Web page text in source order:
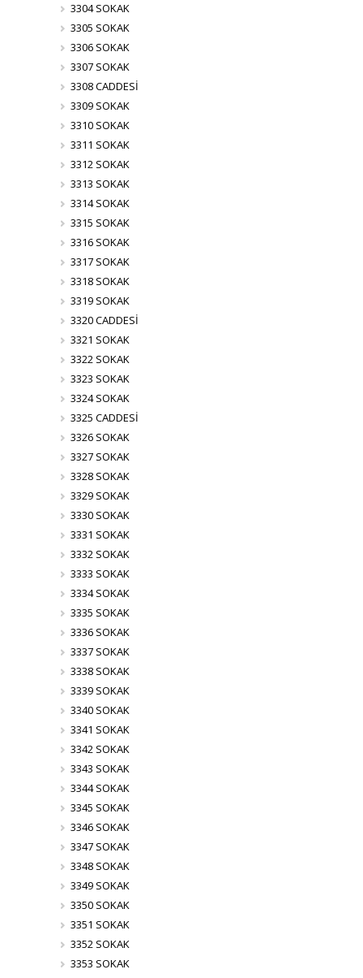
3304 SOKAK
3305 SOKAK
3306 SOKAK
3307 SOKAK
3308 CADDESİ
3309 SOKAK
3310 SOKAK
3311 SOKAK
3312 SOKAK
3313 SOKAK
3314 SOKAK
3315 SOKAK
3316 SOKAK
3317 SOKAK
3318 SOKAK
3319 SOKAK
3320 CADDESİ
3321 SOKAK
3322 SOKAK
3323 SOKAK
3324 SOKAK
3325 CADDESİ
3326 SOKAK
3327 SOKAK
3328 SOKAK
3329 SOKAK
3330 SOKAK
3331 SOKAK
3332 SOKAK
3333 SOKAK
3334 SOKAK
3335 SOKAK
3336 SOKAK
3337 SOKAK
3338 SOKAK
3339 SOKAK
3340 SOKAK
3341 SOKAK
3342 SOKAK
3343 SOKAK
3344 SOKAK
3345 SOKAK
3346 SOKAK
3347 SOKAK
3348 SOKAK
3349 SOKAK
3350 SOKAK
3351 SOKAK
3352 SOKAK
3353 SOKAK